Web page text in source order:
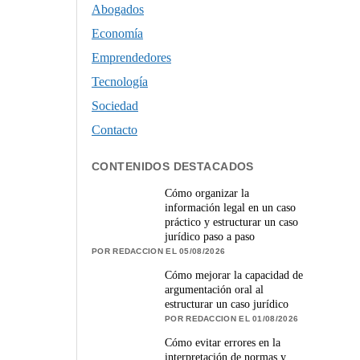
Abogados
Economía
Emprendedores
Tecnología
Sociedad
Contacto
CONTENIDOS DESTACADOS
Cómo organizar la
información legal en un caso
práctico y estructurar un caso
jurídico paso a paso
POR REDACCION EL 05/08/2026
Cómo mejorar la capacidad de
argumentación oral al
estructurar un caso jurídico
POR REDACCION EL 01/08/2026
Cómo evitar errores en la
interpretación de normas y